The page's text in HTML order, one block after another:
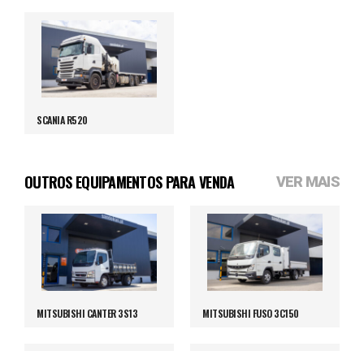
SCANIA R520
OUTROS EQUIPAMENTOS PARA VENDA VER MAIS
MITSUBISHI CANTER 3S13 MITSUBISHI FUSO 3C150